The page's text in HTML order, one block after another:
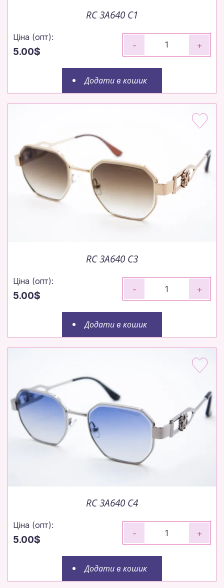
RC 3A640 C1
Ціна (опт):
5.00$
- +
Додати в кошик
RC 3A640 C3
Ціна (опт):
5.00$
- +
Додати в кошик
RC 3A640 C4
Ціна (опт):
5.00$
- +
Додати в кошик
Замовляйте до 14:00 — відправимо
Робимо все, щоб ваше замовлення вирушило до
вас максимально швидко.
Щотижня — нові моделі!
Щотижневі поповнення — залишайтеся в тренді